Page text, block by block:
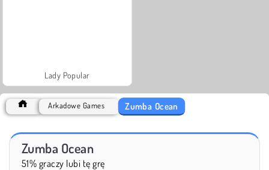
Lady Popular
Arkadowe Games Zumba Ocean
Zumba Ocean
51% graczy lubi tę grę